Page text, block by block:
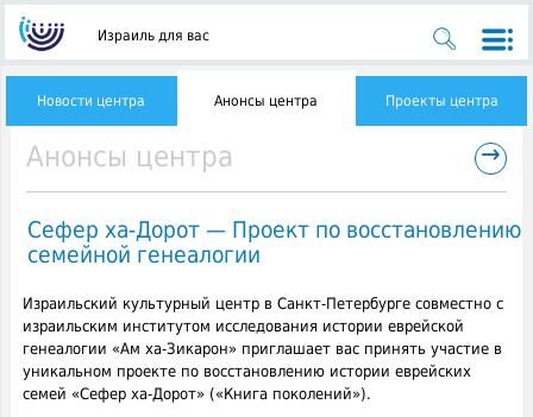
Израиль для вас
Новости центра Анонсы центра Проекты центра
Анонсы центра →
Сефер ха-Дорот — Проект по восстановлению
семейной генеалогии
Израильский культурный центр в Санкт-Петербурге совместно с
израильским институтом исследования истории еврейской
генеалогии «Ам ха-Зикарон» приглашает вас принять участие в
уникальном проектепо восстановлению истории еврейских
семей «Сефер ха-Дорот» («Книга поколений»).